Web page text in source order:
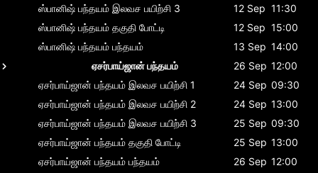
ஸ்பானிஷ் பந்தயம் இலவச பயிற்சி 3 12 Sep 11:30
ஸ்பானிஷ் பந்தயம் தகுதி போட்டி 12 Sep 15:00
ஸ்பானிஷ் பந்தயம் பந்தயம் 13 Sep 14:00
ஏசர்பாய்ஜான் பந்தயம்
26 Sep 12:00
ஏசர்பாய்ஜான் பந்தயம் இலவச பயிற்சி 1 24 Sep 09:30
ஏசர்பாய்ஜான் பந்தயம் இலவச பயிற்சி 2 24 Sep 13:00
ஏசர்பாய்ஜான் பந்தயம் இலவச பயிற்சி 3 25 Sep 09:30
ஏசர்பாய்ஜான் பந்தயம் தகுதி போட்டி 25 Sep 13:00
ஏசர்பாய்ஜான் பந்தயம் பந்தயம் 26 Sep 12:00